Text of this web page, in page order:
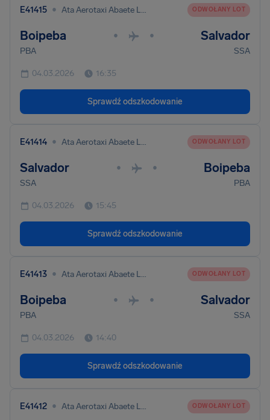
E41415 • Ata Aerotaxi Abaete Ltda ODWOŁANY LOT
Boipeba • • Salvador
PBA SSA
04.03.2026 16:35
Sprawdź odszkodowanie
E41414 • Ata Aerotaxi Abaete Ltda ODWOŁANY LOT
Salvador • • Boipeba
SSA PBA
04.03.2026 15:45
Sprawdź odszkodowanie
E41413 • Ata Aerotaxi Abaete Ltda ODWOŁANY LOT
Boipeba • • Salvador
PBA SSA
04.03.2026 14:40
Sprawdź odszkodowanie
E41412 • Ata Aerotaxi Abaete Ltda ODWOŁANY LOT